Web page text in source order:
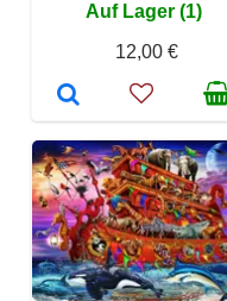
Auf Lager (1)
12,00 €